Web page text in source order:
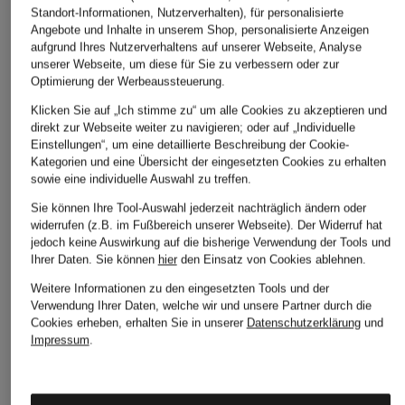
Standort-Informationen, Nutzerverhalten), für personalisierte
Angebote und Inhalte in unserem Shop, personalisierte Anzeigen
aufgrund Ihres Nutzerverhaltens auf unserer Webseite, Analyse
unserer Webseite, um diese für Sie zu verbessern oder zur
Optimierung der Werbeaussteuerung.
Klicken Sie auf „Ich stimme zu“ um alle Cookies zu akzeptieren und
direkt zur Webseite weiter zu navigieren; oder auf „Individuelle
Einstellungen“, um eine detaillierte Beschreibung der Cookie-
Kategorien und eine Übersicht der eingesetzten Cookies zu erhalten
sowie eine individuelle Auswahl zu treffen.
Sie können Ihre Tool-Auswahl jederzeit nachträglich ändern oder
widerrufen (z.B. im Fußbereich unserer Webseite). Der Widerruf hat
jedoch keine Auswirkung auf die bisherige Verwendung der Tools und
Ihrer Daten. Sie können hierden Einsatz von Cookies ablehnen.
Weitere Informationen zu den eingesetzten Tools und der
Verwendung Ihrer Daten, welche wir und unsere Partner durch die
Cookies erheben, erhalten Sie in unserer Datenschutzerklärungund
Impressum.